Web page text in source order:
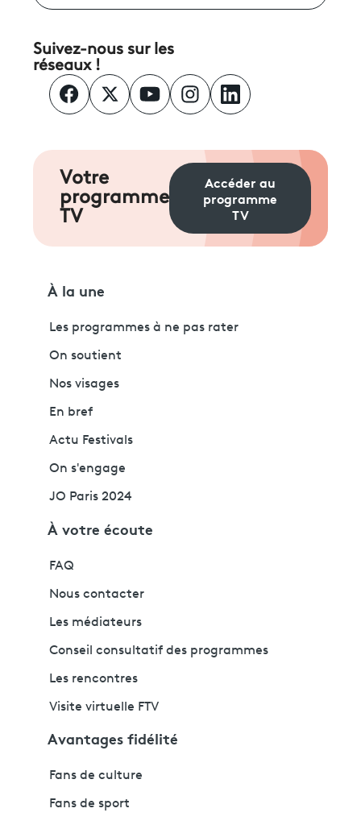
Suivez-nous sur les
réseaux !
Votre
programme
TV
Accéder au
programme
TV
À la une
Les programmes à ne pas rater
On soutient
Nos visages
En bref
Actu Festivals
On s'engage
JO Paris 2024
À votre écoute
FAQ
Nous contacter
Les médiateurs
Conseil consultatif des programmes
Les rencontres
Visite virtuelle FTV
Avantages fidélité
Fans de culture
Fans de sport